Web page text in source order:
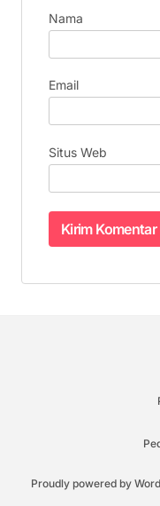
Nama
Email
Situs Web
Proudly powered by